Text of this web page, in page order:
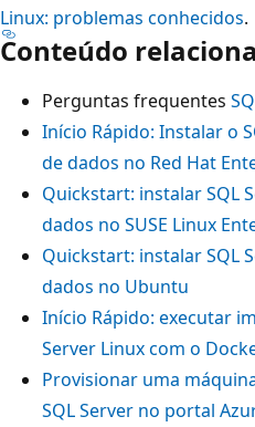
Linux: problemas conhecidos.
Conteúdo
Perguntas frequentes
Início Rápido: Instalar o
de dados no Red Hat
Quickstart: instalar SQL
dados no SUSE Linux
Quickstart: instalar SQL
dados no Ubuntu
Início Rápido: executar
Server Linux com o
Provisionar uma
SQL Server no portal